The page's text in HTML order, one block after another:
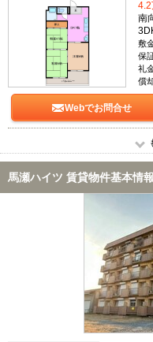
4.2
南
敷
保
礼
償
Webでお問合せ
馬瀬ハイツ 賃貸物件基本情報